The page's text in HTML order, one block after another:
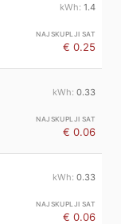
1.4
€ 0.25
0.33
€ 0.06
0.33
€ 0.06